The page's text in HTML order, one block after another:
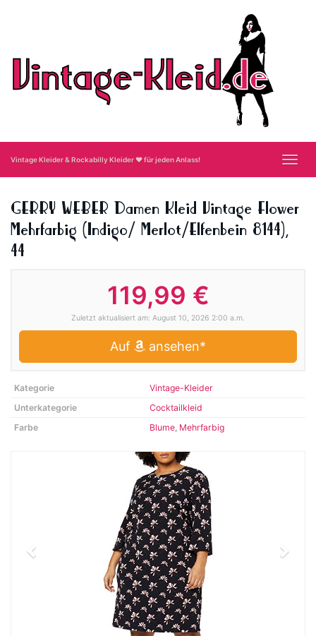
Vintage Kleider & Rockabilly Kleider ❤ für jeden Anlass!
GERRY WEBER Damen Kleid Vintage Flower
Mehrfarbig (Indigo/ Merlot/Elfenbein 8144),
44
119,99 €
Zuletzt aktualisiert am: August 10, 2026 2:00 a.m.
Auf ansehen*
Kategorie
Vintage-Kleider
Unterkategorie
Cocktailkleid
Farbe
Blume, Mehrfarbig